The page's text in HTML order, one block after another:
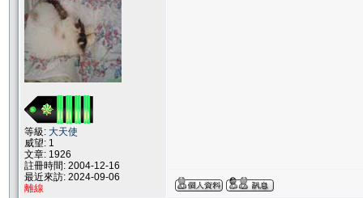
等級: 大天使
威望: 1
文章: 1926
註冊時間: 2004-12-16
最近來訪: 2024-09-06
離線